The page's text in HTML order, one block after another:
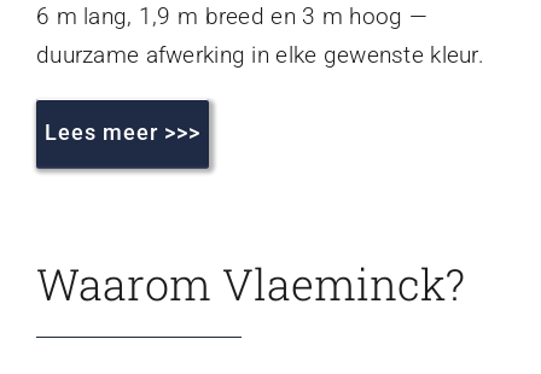
6 m lang, 1,9 m breed en 3 m hoog —
duurzame afwerking in elke gewenste kleur.
Lees meer >>>
Waarom Vlaeminck?